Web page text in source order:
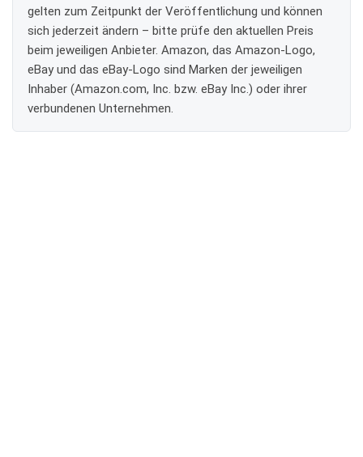
gelten zum Zeitpunkt der Veröffentlichung und können
sich jederzeit ändern – bitte prüfe den aktuellen Preis
beim jeweiligen Anbieter. Amazon, das Amazon-Logo,
eBay und das eBay-Logo sind Marken der jeweiligen
Inhaber (Amazon.com, Inc. bzw. eBay Inc.) oder ihrer
verbundenen Unternehmen.